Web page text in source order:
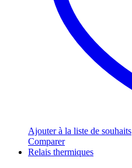
Ajouter à la liste de souhaits
Comparer
Relais thermiques